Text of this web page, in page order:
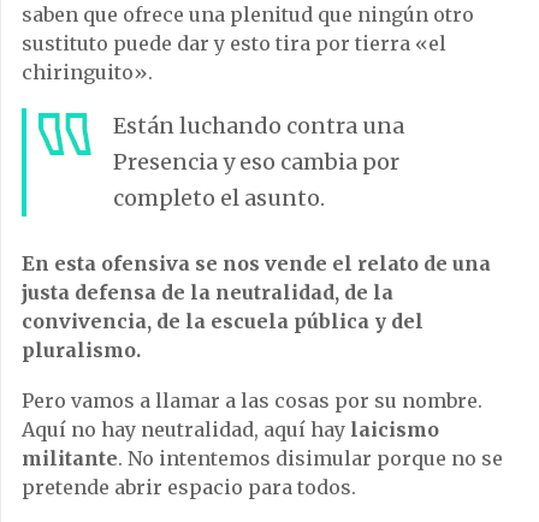
saben que ofrece una plenitud que ningún otro
sustituto puede dar y esto tira por tierra «el
chiringuito».
Están luchando contra una
Presencia y eso cambia por
completo el asunto.
En esta ofensiva se nos vende el relato de una
justa defensa de la neutralidad, de la
convivencia, de la escuela pública y del
pluralismo.
Pero vamos a llamar a las cosas por su nombre.
Aquí no hay neutralidad, aquí hay laicismo
militante. No intentemos disimular porque no se
pretende abrir espacio para todos.